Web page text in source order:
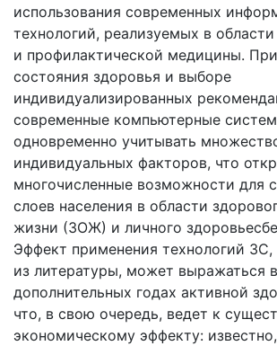
использования современных
технологий, реализуемых в
и профилактической медицины.
состояния здоровья и выборе
индивидуализированных
современные компьютерные
одновременно учитывать
индивидуальных факторов, что
многочисленные возможности для
слоев населения в области
жизни (ЗОЖ) и личного
Эффект применения технологий ЗС,
из литературы, может выражаться
дополнительных годах активной
что, в свою очередь, ведет к
экономическому эффекту: